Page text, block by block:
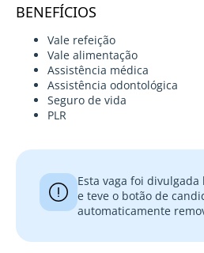
BENEFÍCIOS
Vale refeição
Vale alimentação
Assistência médica
Assistência odontológica
Seguro de vida
PLR
Esta vaga foi
e teve o botão de
automaticamente